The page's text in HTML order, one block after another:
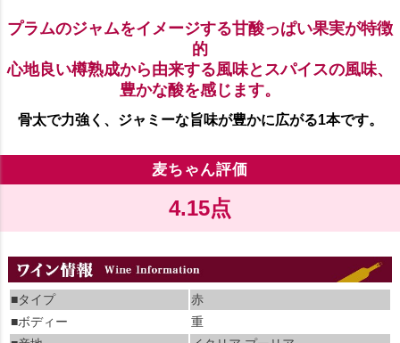
プラムのジャムをイメージする甘酸っぱい果実が特徴
的
心地良い樽熟成から由来する風味とスパイスの風味、
豊かな酸を感じます。
骨太で力強く、ジャミーな旨味が豊かに広がる1本です。
麦ちゃん評価
4.15点
■タイプ
赤
■ボディー
重